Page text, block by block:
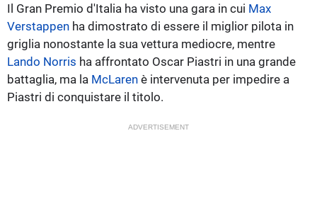
Il Gran Premio d'Italia ha visto una gara in cui Max
Verstappen ha dimostrato di essere il miglior pilota in
griglia nonostante la sua vettura mediocre, mentre
Lando Norris ha affrontato Oscar Piastri in una grande
battaglia, ma la McLaren è intervenuta per impedire a
Piastri di conquistare il titolo.
ADVERTISEMENT